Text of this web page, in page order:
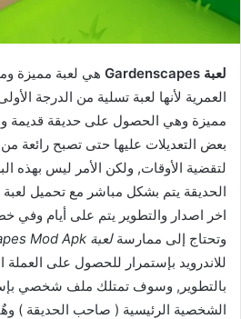
لعبة Gardenscapes
هي لعبة مميزة
العمرية لأنها لعبة تسلية من الدرجة
مميزة وهي الحصول على حديقة قديمة
بعض التعديلات عليها حتى تصبح رائعة
لتقضية الأوقات, ولكن الأمر ليس بهذه
اخر اصدار والتطوير يتم على أيام وفي
وتحتاج إلى ممارسةلعبة Gardenscapes Mod Apk مهكرة
للاندرويد بإستمرار للحصول على العملة
بالتطوير, وسوف تمتلك ملف شخصي
الشخصية الرئيسية ( صاحب الحديقة )